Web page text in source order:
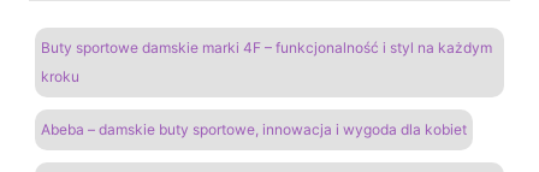
Buty sportowe damskie marki 4F – funkcjonalność i styl na każdym
kroku
Abeba – damskie buty sportowe, innowacja i wygoda dla kobiet